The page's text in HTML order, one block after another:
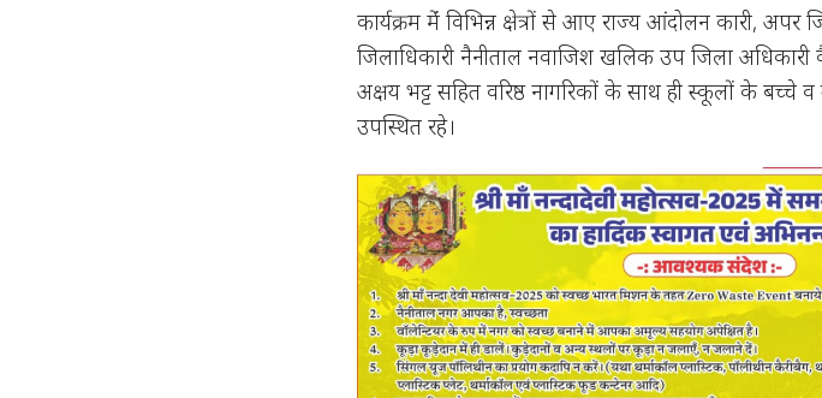
कार्यक्रम मेंं विभिन्न क्षेत्रों से आए राज्य आंदोलन कारी, अपर
जिलाधिकारी नैनीताल नवाजिश खलिक उप जिला अधिकारी
अक्षय भट्ट सहित वरिष्ठ नागरिकों के साथ ही स्कूलों के बच्चे
उपस्थित रहे।